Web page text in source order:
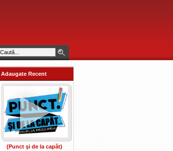
Adaugate Recent
(Punct şi de la capăt)